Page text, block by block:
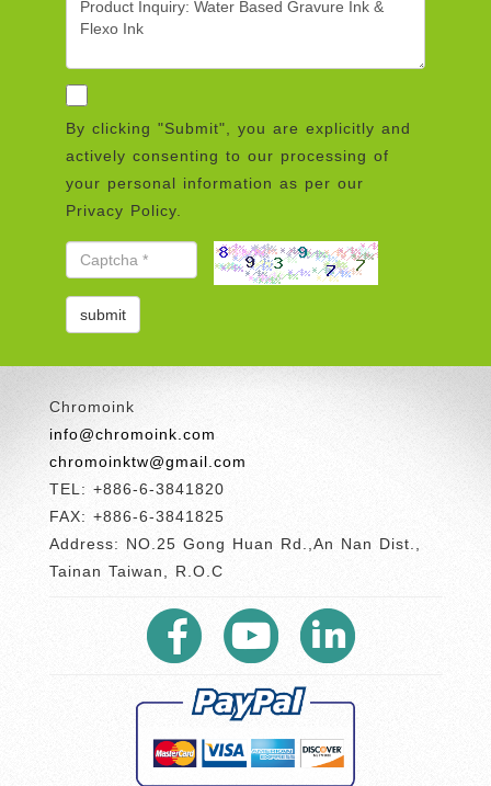
By clicking "Submit", you are explicitly and
actively consenting to our processing of
your personal information as per our
Privacy Policy.
Chromoink
info@chromoink.com
chromoinktw@gmail.com
TEL: +886-6-3841820
FAX: +886-6-3841825
Address: NO.25 Gong Huan Rd.,An Nan Dist.,
Tainan Taiwan, R.O.C